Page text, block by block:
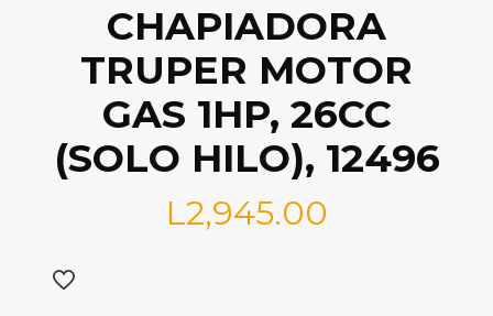
CHAPIADORA
TRUPER MOTOR
GAS 1HP, 26CC
(SOLO HILO), 12496
L2,945.00